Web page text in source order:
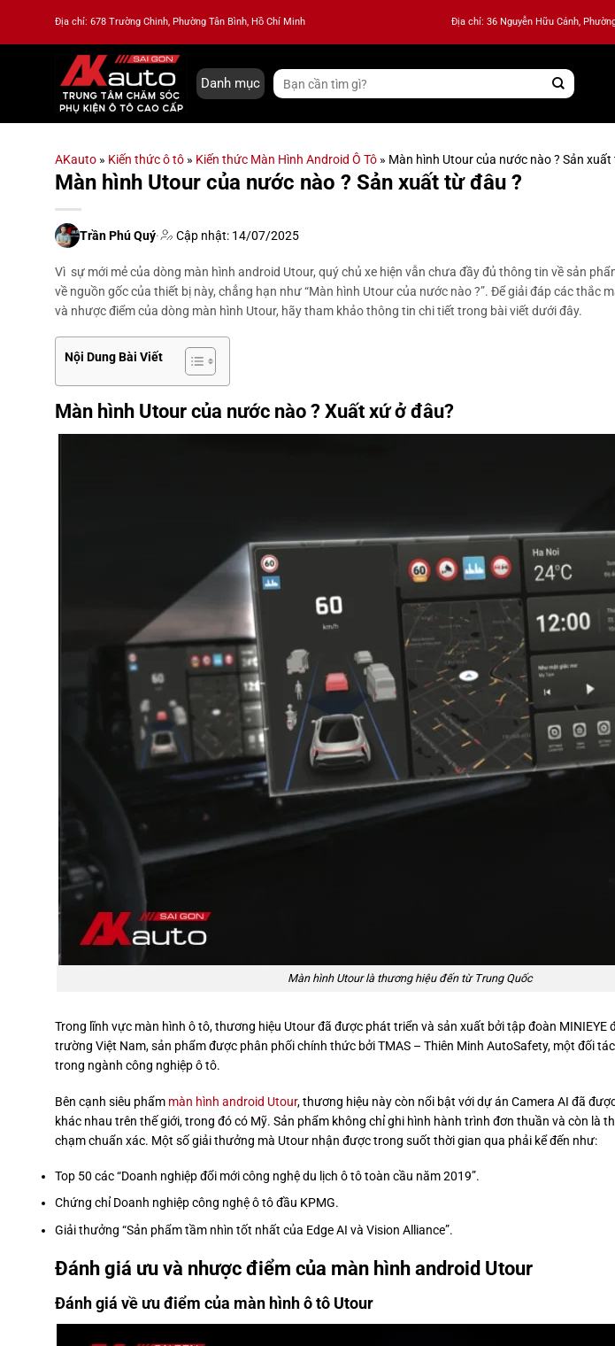
nội
Địa chỉ: 678 Trường Chinh, Phường Tân Bình, Hồ Chí Minh Địa chỉ: 36 Nguyễn Hữu Cảnh,
Danh mục
Tìm
kiếm:
AKauto » Kiến thức ô tô » Kiến thức Màn Hình Android Ô Tô » Màn hình Utour của nước nào ? Sản xuất
Màn hình Utour của nước nào ? Sản xuất từ đâu ?
Trần Phú Quý· Cập nhật: 14/07/2025
Vì sự mới mẻ của dòng màn hình android Utour, quý chủ xe hiện vẫn chưa đầy đủ thông tin về sản
về nguồn gốc của thiết bị này, chẳng hạn như “Màn hình Utour của nước nào ?”. Để giải đáp các thắc
và nhược điểm của dòng màn hình Utour, hãy tham khảo thông tin chi tiết trong bài viết dưới đây.
Nội Dung Bài Viết
Màn hình Utour của nước nào ? Xuất xứ ở đâu?
Màn hình Utour là thương hiệu đến từ Trung Quốc
Trong lĩnh vực màn hình ô tô, thương hiệu Utour đã được phát triển và sản xuất bởi tập đoàn MINIEYE
trường Việt Nam, sản phẩm được phân phối chính thức bởi TMAS – Thiên Minh AutoSafety, một đối
trong ngành công nghiệp ô tô.
Bên cạnh siêu phẩm màn hình android Utour, thương hiệu này còn nổi bật với dự án Camera AI đã
khác nhau trên thế giới, trong đó có Mỹ. Sản phẩm không chỉ ghi hình hành trình đơn thuần và còn là
chạm chuẩn xác. Một số giải thưởng mà Utour nhận được trong suốt thời gian qua phải kể đến như:
Top 50 các “Doanh nghiệp đổi mới công nghệ du lịch ô tô toàn cầu năm 2019”.
Chứng chỉ Doanh nghiệp công nghệ ô tô đầu KPMG.
Giải thưởng “Sản phẩm tầm nhìn tốt nhất của Edge AI và Vision Alliance”.
Đánh giá ưu và nhược điểm của màn hình android Utour
Đánh giá về ưu điểm của màn hình ô tô Utour